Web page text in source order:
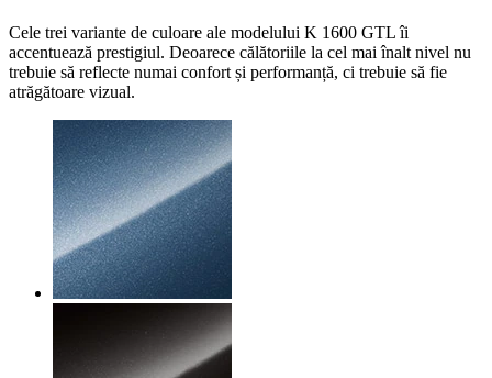
Cele trei variante de culoare ale modelului K 1600 GTL îi
accentuează prestigiul. Deoarece călătoriile la cel mai înalt nivel nu
trebuie să reflecte numai confort și performanță, ci trebuie să fie
atrăgătoare vizual.